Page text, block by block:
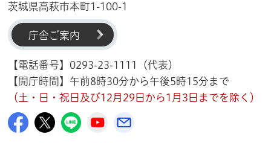
茨城県高萩市本町1-100-1
庁舎ご案内
【電話番号】0293-23-1111（代表）
【開庁時間】午前8時30分から午後5時15分まで
（土・日・祝日及び12月29日から1月3日までを除く）
高萩市公式Facebook
高萩市公式X
高萩市公式LINE
高萩市YouTube公式チャンネル